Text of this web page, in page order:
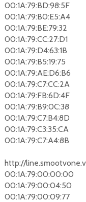
00:1A:79:BD:98:5F
00:1A:79:B0:E5:A4
00:1A:79:BE:79:32
00:1A:79:CC:27:D1
00:1A:79:D4:63:1B
00:1A:79:B5:19:75
00:1A:79:AE:D6:B6
00:1A:79:C7:CC:2A
00:1A:79:FB:6D:4F
00:1A:79:B9:0C:38
00:1A:79:C7:B4:8D
00:1A:79:C3:35:CA
00:1A:79:C7:A4:8B
http://
00:1A:79:00:00:00
00:1A:79:00:04:50
00:1A:79:00:09:77